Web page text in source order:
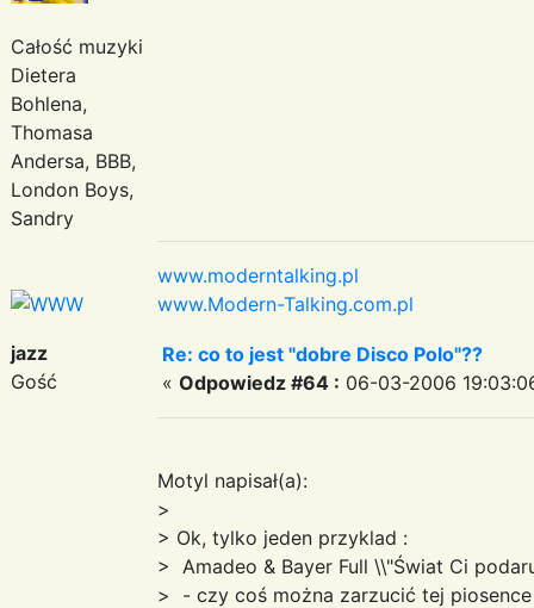
Całość muzyki
Dietera
Bohlena,
Thomasa
Andersa, BBB,
London Boys,
Sandry
www.moderntalking.pl
www.Modern-Talking.com.pl
jazz
Gość
Re: co to jest "dobre Disco Polo"??
« Odpowiedz #64 : 06-03-2006
Motyl napisał(a):
>
> Ok, tylko jeden przyklad :
> Amadeo & Bayer Full \\"Świat Ci
> - czy coś można zarzucić tej